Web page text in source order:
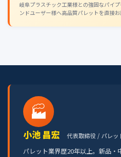
岐阜プラスチック工業様との強固なパイ
ンドユーザー様へ高品質パレットを直接お
🏭
小池 昌宏 代表取締役 / パレッ
パレット業界歴20年以上。新品・